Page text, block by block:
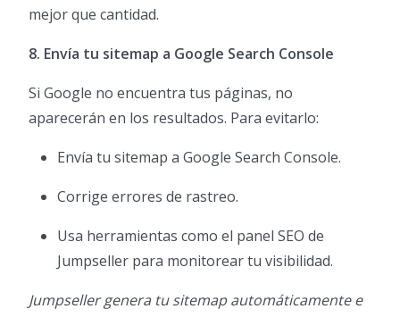
mejor que cantidad.
8. Envía tu sitemap a Google Search Console
Si Google no encuentra tus páginas, no
aparecerán en los resultados. Para evitarlo:
Envía tu sitemap a Google Search Console.
Corrige errores de rastreo.
Usa herramientas como el panel SEO de
Jumpseller para monitorear tu visibilidad.
Jumpseller genera tu sitemap automáticamente e